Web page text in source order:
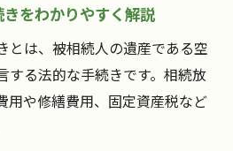
をわかりやすく解説
とは、被相続人の遺産である空
する法的な手続きです。相続放
用や修繕費用、固定資産税など